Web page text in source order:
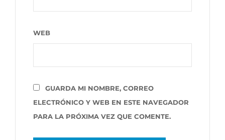
WEB
GUARDA MI NOMBRE, CORREO
ELECTRÓNICO Y WEB EN ESTE NAVEGADOR
PARA LA PRÓXIMA VEZ QUE COMENTE.